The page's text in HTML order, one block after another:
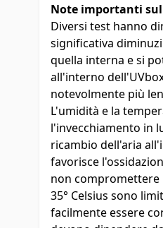
Note importanti
Diversi test hanno
significativa
quella interna e si
all'interno
notevolmente più
L'umidità e la
l'invecchiamento in
ricambio dell'aria
favorisce
non compromettere
35° Celsius sono
facilmente essere